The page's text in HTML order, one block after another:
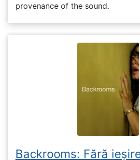
provenance of the sound.
Backrooms: Fără